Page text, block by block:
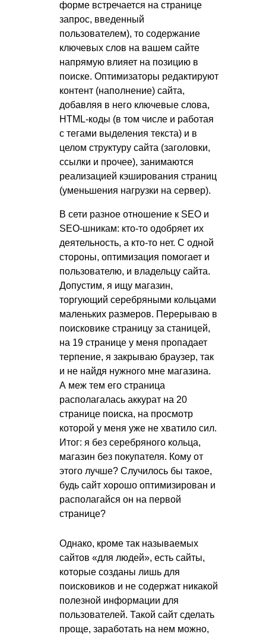
форме встречается на странице
запрос, введенный
пользователем), то содержание
ключевых слов на вашем сайте
напрямую влияет на позицию в
поиске. Оптимизаторы редактируют
контент (наполнение) сайта,
добавляя в него ключевые слова,
HTML-коды (в том числе и работая
с тегами выделения текста) и в
целом структуру сайта (заголовки,
ссылки и прочее), занимаются
реализацией кэширования страниц
(уменьшения нагрузки на сервер).
В сети разное отношение к SEO и
SEO-шникам: кто-то одобряет их
деятельность, а кто-то нет. С одной
стороны, оптимизация помогает и
пользователю, и владельцу сайта.
Допустим, я ищу магазин,
торгующий серебряными кольцами
маленьких размеров. Перерываю в
поисковике страницу за станицей,
на 19 странице у меня пропадает
терпение, я закрываю браузер, так
и не найдя нужного мне магазина.
А меж тем его страница
располагалась аккурат на 20
странице поиска, на просмотр
которой у меня уже не хватило сил.
Итог: я без серебряного кольца,
магазин без покупателя. Кому от
этого лучше? Случилось бы такое,
будь сайт хорошо оптимизирован и
располагайся он на первой
странице?
Однако, кроме так называемых
сайтов «для людей», есть сайты,
которые созданы лишь для
поисковиков и не содержат никакой
полезной информации для
пользователей. Такой сайт сделать
проще, заработать на нем можно,